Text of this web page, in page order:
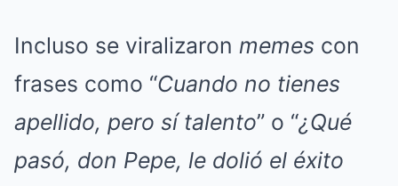
Incluso se viralizaron memes con
frases como “Cuando no tienes
apellido, pero sí talento” o “¿Qué
pasó, don Pepe, le dolió el éxito